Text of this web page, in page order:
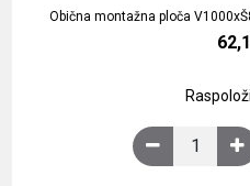
Obična montažna ploča
Obična